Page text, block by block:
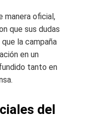
manera oficial,
que sus dudas
la campaña
en un
tanto en
del